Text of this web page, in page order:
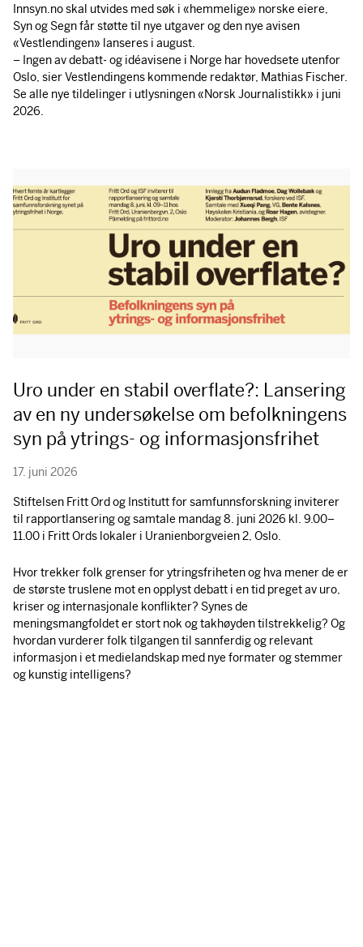
Innsyn.no skal utvides med søk i «hemmelige» norske eiere,
Syn og Segn får støtte til nye utgaver og den nye avisen
«Vestlendingen» lanseres i august.
– Ingen av debatt- og idéavisene i Norge har hovedsete utenfor
Oslo, sier Vestlendingens kommende redaktør, Mathias Fischer.
Se alle nye tildelinger i utlysningen «Norsk Journalistikk» i juni
2026.
Uro under en stabil overflate?: Lansering
av en ny undersøkelse om befolkningens
syn på ytrings- og informasjonsfrihet
17. juni 2026
Stiftelsen Fritt Ord og Institutt for samfunnsforskning inviterer
til rapportlansering og samtale mandag 8. juni 2026 kl. 9.00–
11.00 i Fritt Ords lokaler i Uranienborgveien 2, Oslo.
Hvor trekker folk grenser for ytringsfriheten og hva mener de er
de største truslene mot en opplyst debatt i en tid preget av uro,
kriser og internasjonale konflikter? Synes de
meningsmangfoldet er stort nok og takhøyden tilstrekkelig? Og
hvordan vurderer folk tilgangen til sannferdig og relevant
informasjon i et medielandskap med nye formater og stemmer
og kunstig intelligens?